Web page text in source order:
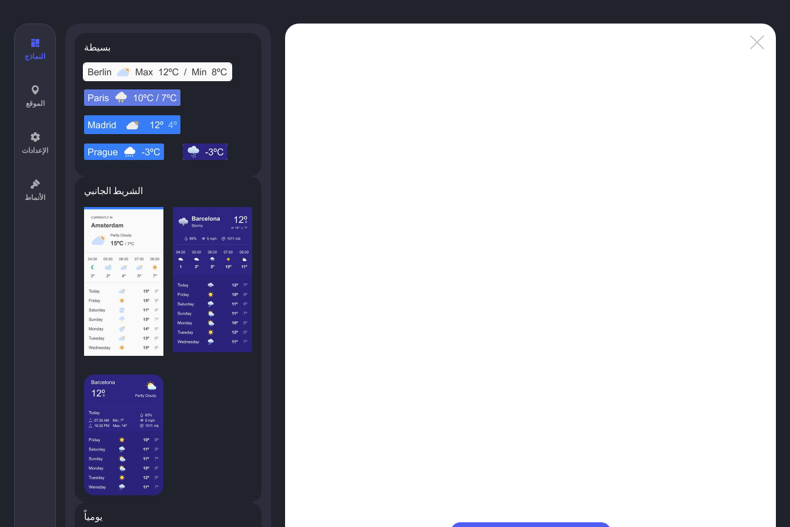
النماذج
الموقع
الإعدادات
الأنماط
بسيطة
الشريط الجانبي
يومياً